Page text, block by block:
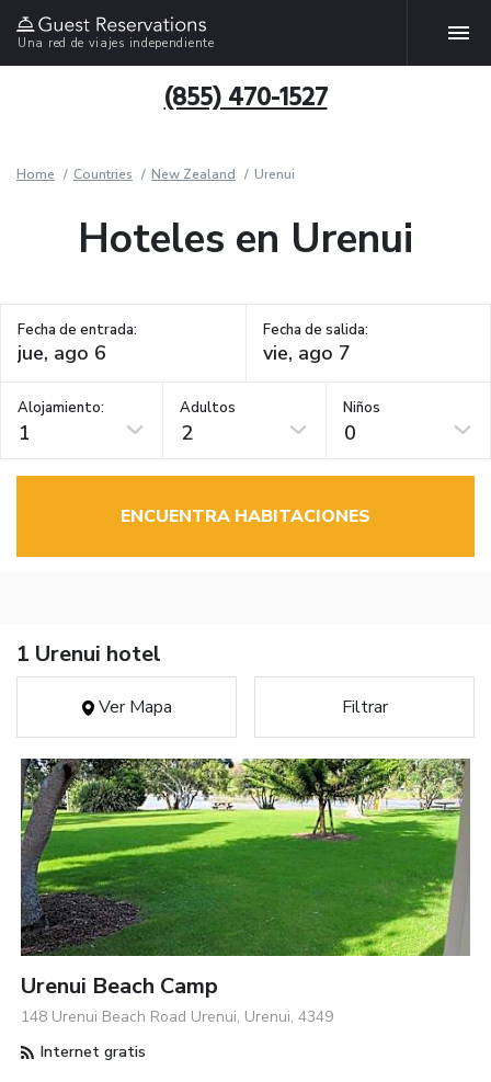
Una red de viajes independiente
(855) 470-1527
Home Countries New Zealand Urenui
Hoteles en Urenui
Fecha de entrada: Fecha de salida:
Alojamiento:
1
Adultos
2
Niños
0
ENCUENTRA HABITACIONES
1 Urenui hotel
Ver Mapa Filtrar
Urenui Beach Camp
148 Urenui Beach Road Urenui, Urenui, 4349
Internet gratis